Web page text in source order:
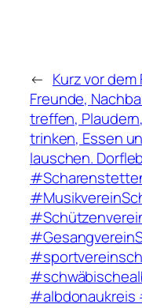
← Kurz vor
Freunde,
treffen,
trinken, Essen
lauschen.